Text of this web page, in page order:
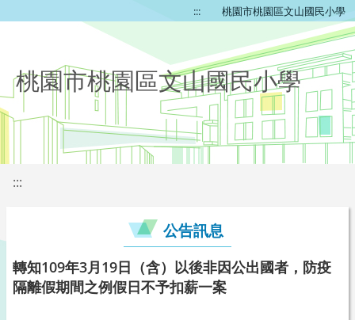
::: 桃園市桃園區文山國民小學
桃園市桃園區文山國民小學
:::
公告訊息
轉知109年3月19日（含）以後非因公出國者，防疫
隔離假期間之例假日不予扣薪一案